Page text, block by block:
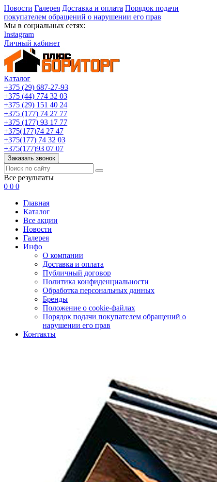
Новости Галерея Доставка и оплата Порядок подачи
покупателем обращений о нарушении его прав
Мы в социальных сетях:
Instagram
Личный кабинет
Каталог
+375 (29) 687-27-93
+375 (44) 774 32 03
+375 (29) 151 40 24
+375 (177) 74 27 77
+375 (177) 93 17 77
+375(177)74 27 47
+375(177) 74 32 03
+375(177)93 07 07
Заказать звонок
Все результаты
0 0 0
Главная
Каталог
Все акции
Новости
Галерея
Инфо
О компании
Доставка и оплата
Публичный договор
Политика конфиденциальности
Обработка персональных данных
Бренды
Положение о cookie-файлах
Порядок подачи покупателем обращений о
нарушении его прав
Контакты